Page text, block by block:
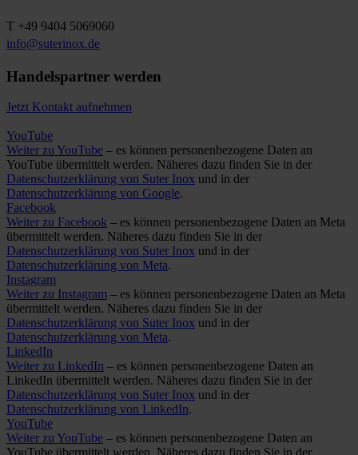
T +49 9404 5069060
info@suterinox.de
Handelspartner werden
Jetzt Kontakt aufnehmen
YouTube
Weiter zu YouTube – es können personenbezogene Daten an
YouTube übermittelt werden. Näheres dazu finden Sie in der
Datenschutzerklärung von Suter Inox und in der
Datenschutzerklärung von Google.
Facebook
Weiter zu Facebook – es können personenbezogene Daten an Meta
übermittelt werden. Näheres dazu finden Sie in der
Datenschutzerklärung von Suter Inox und in der
Datenschutzerklärung von Meta.
Instagram
Weiter zu Instagram – es können personenbezogene Daten an Meta
übermittelt werden. Näheres dazu finden Sie in der
Datenschutzerklärung von Suter Inox und in der
Datenschutzerklärung von Meta.
LinkedIn
Weiter zu LinkedIn – es können personenbezogene Daten an
LinkedIn übermittelt werden. Näheres dazu finden Sie in der
Datenschutzerklärung von Suter Inox und in der
Datenschutzerklärung von LinkedIn.
YouTube
Weiter zu YouTube – es können personenbezogene Daten an
YouTube übermittelt werden. Näheres dazu finden Sie in der